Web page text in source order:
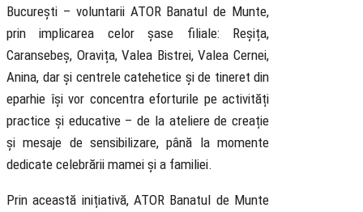
București – voluntarii ATOR Banatul de Munte,
prin implicarea celor șase filiale: Reșița,
Caransebeș, Oravița, Valea Bistrei, Valea Cernei,
Anina, dar și centrele catehetice și de tineret din
eparhie își vor concentra eforturile pe activități
practice și educative – de la ateliere de creație
și mesaje de sensibilizare, până la momente
dedicate celebrării mamei și a familiei.
Prin această inițiativă, ATOR Banatul de Munte